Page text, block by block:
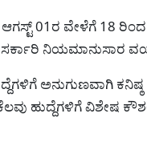
01ರ ವೇಳೆಗೆ 18
ಸರ್ಕಾರಿ ನಿಯಮಾನುಸಾರ
ಅನುಗುಣವಾಗಿ
ಹುದ್ದೆಗಳಿಗೆ ವಿಶೇಷ